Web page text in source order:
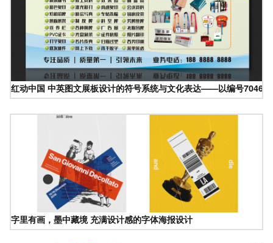
红动中国 中英图文展板设计的符号系统与文化表达——以编号
字里有画，墨中藏境 充满设计感的字体海报设计